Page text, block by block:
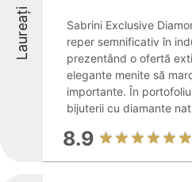
Laureați
Sabrini Exclusive
reper semnificativ în
prezentând o ofertă
elegante menite să
importante. În
bijuterii cu diamante
8.9